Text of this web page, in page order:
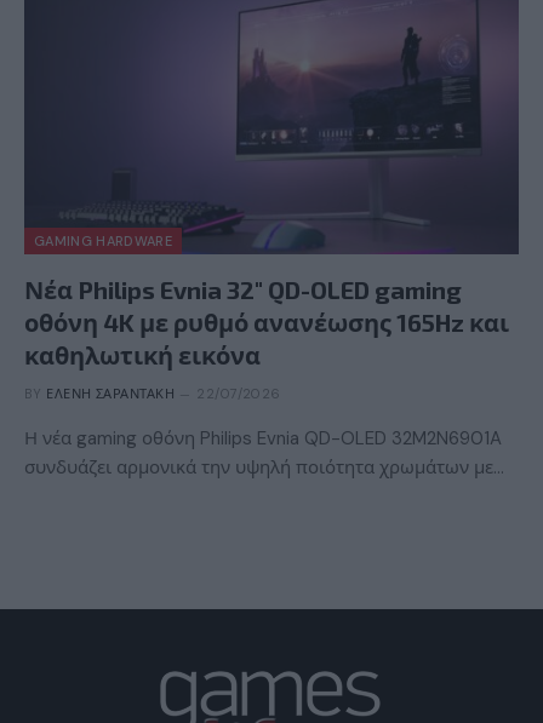
GAMING HARDWARE
Νέα Philips Evnia 32″ QD-OLED gaming
οθόνη 4K με ρυθμό ανανέωσης 165Hz και
καθηλωτική εικόνα
BY ΕΛΈΝΗ ΣΑΡΑΝΤΆΚΗ 22/07/2026
Η νέα gaming οθόνη Philips Evnia QD-OLED 32M2N6901A
συνδυάζει αρμονικά την υψηλή ποιότητα χρωμάτων με…